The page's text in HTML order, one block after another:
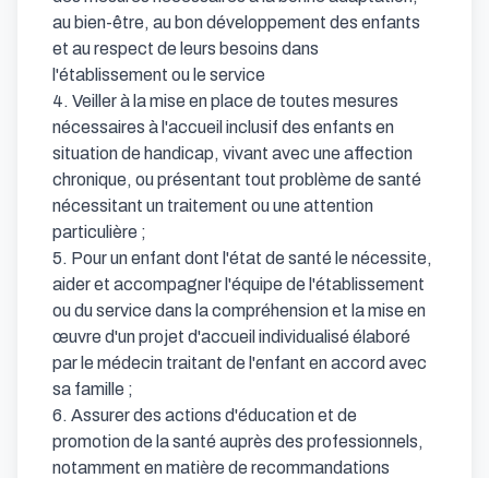
au bien-être, au bon développement des enfants
et au respect de leurs besoins dans
l'établissement ou le service
4. Veiller à la mise en place de toutes mesures
nécessaires à l'accueil inclusif des enfants en
situation de handicap, vivant avec une affection
chronique, ou présentant tout problème de santé
nécessitant un traitement ou une attention
particulière ;
5. Pour un enfant dont l'état de santé le nécessite,
aider et accompagner l'équipe de l'établissement
ou du service dans la compréhension et la mise en
œuvre d'un projet d'accueil individualisé élaboré
par le médecin traitant de l'enfant en accord avec
sa famille ;
6. Assurer des actions d'éducation et de
promotion de la santé auprès des professionnels,
notamment en matière de recommandations